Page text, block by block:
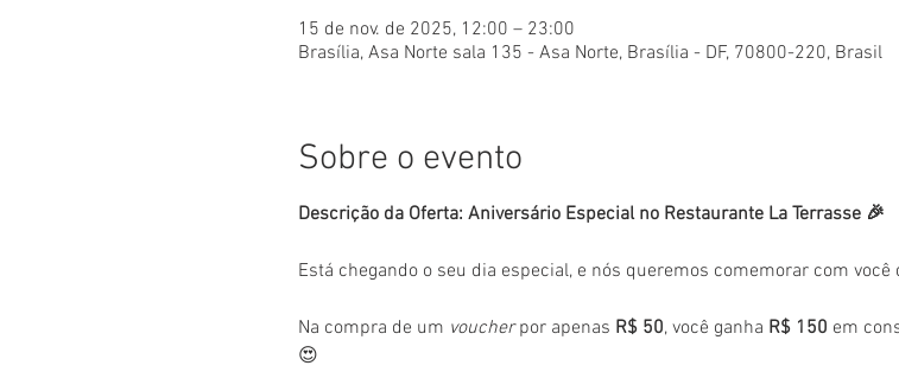
15 de nov. de 2025, 12:00 – 23:00
Brasília, Asa Norte sala 135 - Asa Norte, Brasília - DF, 70800-220, Brasil
Sobre o evento
Descrição da Oferta: Aniversário Especial no Restaurante La Terrasse 🎉
Está chegando o seu dia especial, e nós queremos comemorar com
Na compra de um voucher por apenas R$ 50, você ganha R$ 150 em
😍